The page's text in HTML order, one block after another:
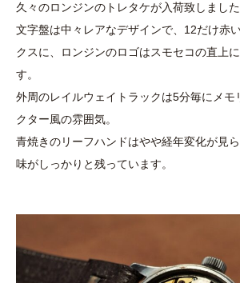
久々のロンジンのトレタケが入荷致しました
文字盤は中々レアなデザインで、12だけ赤
クスに、ロンジンのロゴはスモセコの直上
す。
外周のレイルウェイトラックは5分毎にメモ
クター風の雰囲気。
青焼きのリーフハンドはやや経年変化が見
味がしっかりと残っています。